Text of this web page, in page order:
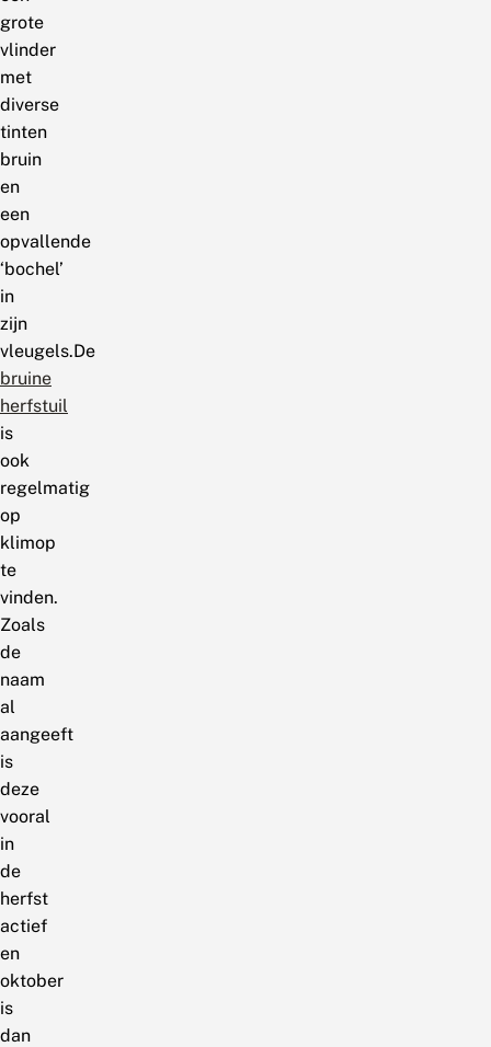
grote
vlinder
met
diverse
tinten
bruin
en
een
opvallende
‘bochel’
in
zijn
vleugels.De
bruine
herfstuil
is
ook
regelmatig
op
klimop
te
vinden.
Zoals
de
naam
al
aangeeft
is
deze
vooral
in
de
herfst
actief
en
oktober
is
dan